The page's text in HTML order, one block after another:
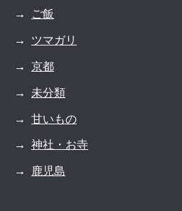
ご飯
ツマガリ
京都
未分類
甘いもの
神社・お寺
鹿児島